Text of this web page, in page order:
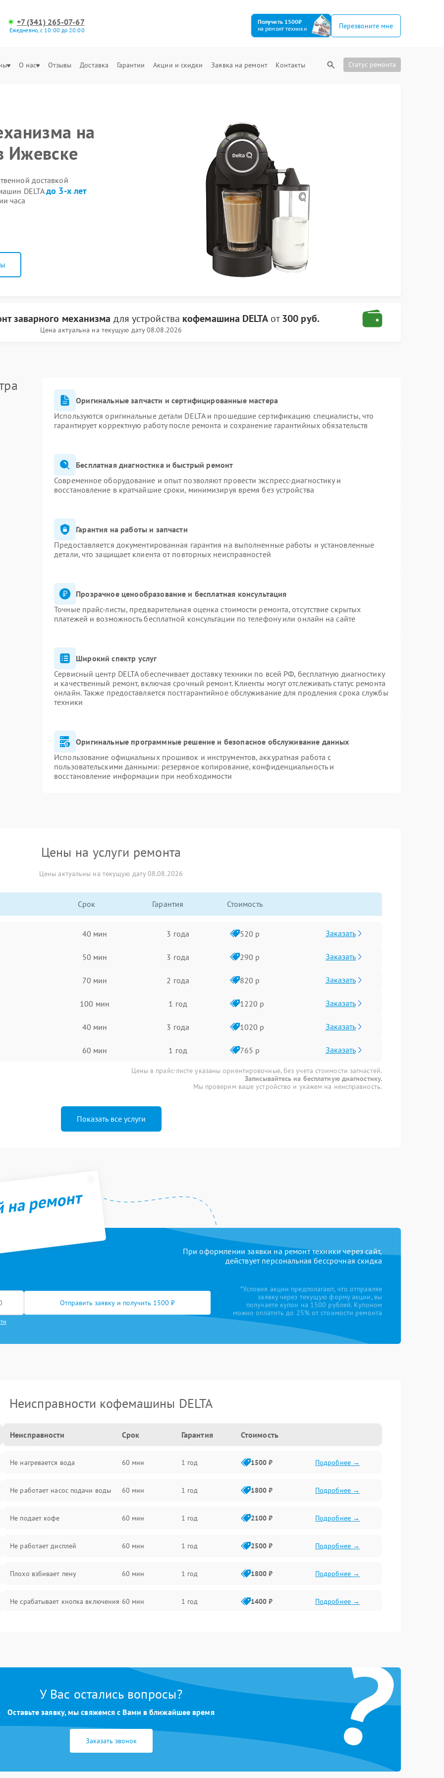
+7 (341) 265-07-67
Ежедневно, с 10:00 до 20:00
Получить 1500₽
на ремонт техники
Перезвоните мне
О нас Отзывы Доставка Гарантии Акции и скидки Заявка на ремонт Контакты Статус ремонта
на
Ижевске
доставкой
DELTAдо 3-х лет
часа
заварного механизма для устройства кофемашина DELTAот300 руб.
Цена актуальна на текущую дату 08.08.2026
Оригинальные запчасти и сертифицированные мастера
Используются оригинальные детали DELTA и прошедшие сертификацию специалисты, что
гарантирует корректную работу после ремонта и сохранение гарантийных обязательств
Бесплатная диагностика и быстрый ремонт
Современное оборудование и опыт позволяют провести экспресс-диагностику и
восстановление в кратчайшие сроки, минимизируя время без устройства
Гарантия на работы и запчасти
Предоставляется документированная гарантия на выполненные работы и установленные
детали, что защищает клиента от повторных неисправностей
Прозрачное ценообразование и бесплатная консультация
Точные прайс-листы, предварительная оценка стоимости ремонта, отсутствие скрытых
платежей и возможность бесплатной консультации по телефону или онлайн на сайте
Широкий спектр услуг
Сервисный центр DELTA обеспечивает доставку техники по всей РФ, бесплатную диагностику
и качественный ремонт, включая срочный ремонт. Клиенты могут отслеживать статус ремонта
онлайн. Также предоставляется постгарантийное обслуживание для продления срока службы
техники
Оригинальные программные решение и безопасное обслуживание данных
Использование официальных прошивок и инструментов, аккуратная работа с
пользовательскими данными: резервное копирование, конфиденциальность и
восстановление информации при необходимости
Цены на услуги ремонта
Цены актуальны на текущую дату 08.08.2026
Срок Гарантия Стоимость
40 мин 3 года 520 р Заказать
50 мин 3 года 290 р Заказать
70 мин 2 года 820 р Заказать
100 мин 1 год 1220 р Заказать
40 мин 3 года 1020 р Заказать
60 мин 1 год 765 р Заказать
Цены в прайс-листе указаны ориентировочные, без учета стоимости запчастей.
Записывайтесь на бесплатную диагностику.
Мы проверим ваше устройство и укажем на неисправность.
Показать все услуги
ремонт
При оформлении заявки на ремонт техники через сайт,
действует персональная бессрочная скидка
Отправить заявку и получить 1500 ₽
*Условия акции предполагают, что отправляя
заявку через текущую форму акции, вы
получаете купон на 1500 рублей. Купоном
можно оплатить до 25% от стоимости ремонта
Неисправности кофемашины DELTA
Неисправности Срок Гарантия Стоимость
Не нагревается вода 60 мин 1 год 1500 ₽ Подробнее →
Не работает насос подачи воды 60 мин 1 год 1800 ₽ Подробнее →
Не подает кофе 60 мин 1 год 2100 ₽ Подробнее →
Не работает дисплей 60 мин 1 год 2500 ₽ Подробнее →
Плохо взбивает пену 60 мин 1 год 1800 ₽ Подробнее →
Не срабатывает кнопка включения 60 мин 1 год 1400 ₽ Подробнее →
?
У Вас остались вопросы?
Оставьте заявку, мы свяжемся с Вами в ближайшее время
Заказать звонок